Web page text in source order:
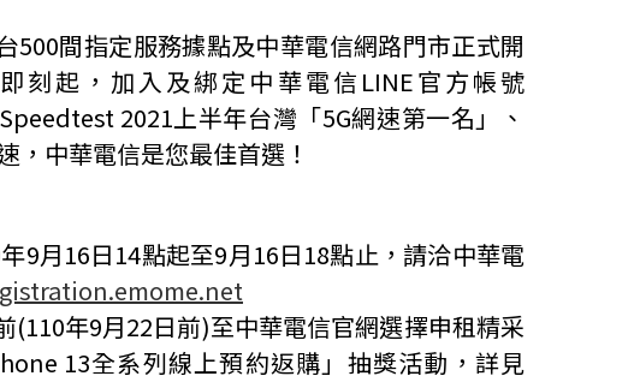
500間指定服務據點及中華電信網路門市正式開
刻起，加入及綁定中華電信 LINE官方帳號
Speedtest 2021上半年台灣「5G網速第一名」、
，中華電信是您最佳首選！
年9月16日14點起至9月16日18點止，請洽中華電
(110年9月22日前)至中華電信官網選擇申租精采
13全系列線上預約返購」抽獎活動，詳見